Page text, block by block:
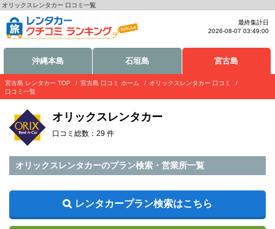
オリックスレンタカー 口コミ一覧
最終集計日
2026-08-07 03:49:00
沖縄本島 石垣島 宮古島
宮古島 レンタカー TOP 宮古島 口コミ ホーム
オリックスレンタカー 口コミ
口コミ一覧
オリックスレンタカー
口コミ総数：29 件
オリックスレンタカーのプラン検索・営業所一覧
レンタカープラン検索はこちら